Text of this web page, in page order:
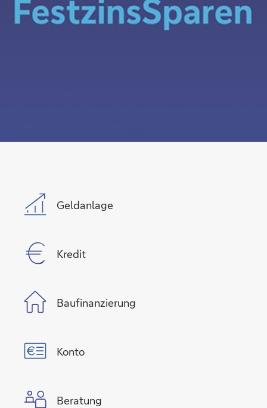
Geldanlage
Kredit
Baufinanzierung
Konto
Beratung